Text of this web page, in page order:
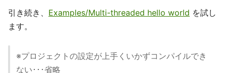
引き続き、 Examples/Multi-threaded hello world を試し
ます。
※プロジェクトの設定が上手くいかずコンパイルでき
ない･･･省略